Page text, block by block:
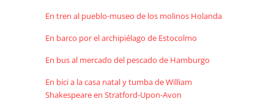
En tren al pueblo-museo de los molinos Holanda
En barco por el archipiélago de Estocolmo
En bus al mercado del pescado de Hamburgo
En bici a la casa natal y tumba de William
Shakespeare en Stratford-Upon-Avon